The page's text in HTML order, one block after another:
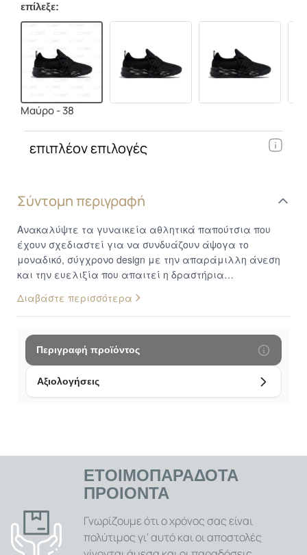
Σύντομη περιγραφή
Ανακαλύψτε τα γυναικεία αθλητικά παπούτσια που
έχουν σχεδιαστεί για να συνδυάζουν άψογα το
μοναδικό, σύγχρονο design με την απαράμιλλη άνεση
και την ευελιξία που απαιτεί η δραστήρια
τα ιδανικά τόσο για τις καθημερινές σας εμφανίσεις
όσο και για τις αθλητικές σας δραστηριότητες, αυτά τα
παπούτσια, με το μαλακό τους ύφασμα και την
προσεγμένη τους κατασκευή, υπόσχονται να σας
προσφέρουν μια εξαιρετική εμπειρία χρήσης και
κορυφαίες επιδόσεις. Μοναδικός Σχεδιασμός και
Σύγχρονη Αισθητική: Αυτά τα αθλητικά παπούτσια
γυμναστήριο είτε για μια casual βόλτα. Η αισθητική
τους συνδυάζεται αρμονικά με τη λειτουργικότητα,
δημιουργώντας ένα παπούτσι που είναι ταυτόχρονα
εντυπωσιακά όμορφο και απόλυτα πρακτικό.
Διατίθενται σε δύο ελκυστικά και ευκολοσυνδύαστα
χρώματα, το κλασικό μαύρο και το θηλυκό ροζ, για να
επιλέξετε αυτό που ταιριάζει απόλυτα στο προσωπικό
Διαβάστε περισσότερα
Περιγραφή προϊόντος
Αξιολογήσεις
επίλεξε:
Μαύρο - 38
επιπλέον επιλογές
ΕΤΟΙΜΟΠΑΡΑΔΟΤΑ
ΠΡΟΙΟΝΤΑ
Γνωρίζουμε ότι ο χρόνος σας είναι
πολύτιμος γι' αυτό και οι αποστολές